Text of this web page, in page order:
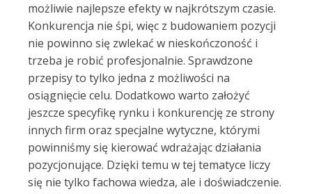
możliwie najlepsze efekty w najkrótszym czasie.
Konkurencja nie śpi, więc z budowaniem pozycji
nie powinno się zwlekać w nieskończoność i
trzeba je robić profesjonalnie. Sprawdzone
przepisy to tylko jedna z możliwości na
osiągnięcie celu. Dodatkowo warto założyć
jeszcze specyfikę rynku i konkurencję ze strony
innych firm oraz specjalne wytyczne, którymi
powinniśmy się kierować wdrażając działania
pozycjonujące. Dzięki temu w tej tematyce liczy
się nie tylko fachowa wiedza, ale i doświadczenie.